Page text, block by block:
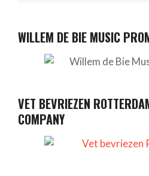
WILLEM DE BIE MUSIC
VET BEVRIEZEN
COMPANY